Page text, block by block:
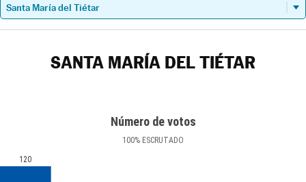
SANTA MARÍA DEL TIÉTAR
Número de votos
100% ESCRUTADO
120